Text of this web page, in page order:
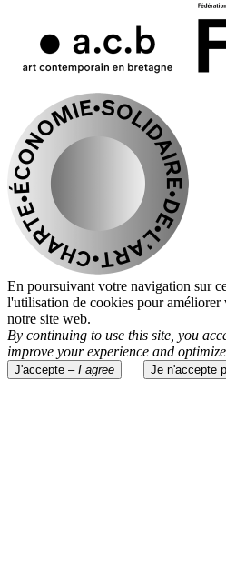
En poursuivant votre navigation sur
l'utilisation de cookies pour améliorer
notre site web.
By continuing to use this site, you
improve your experience and
J'accepte – I agree Je n'accepte